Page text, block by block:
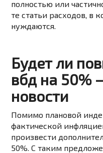
полностью или
те статьи расходов, в
нуждаются.
Будет ли
вбд на 50%
новости
Помимо плановой
фактической
произвести
50%. С таким